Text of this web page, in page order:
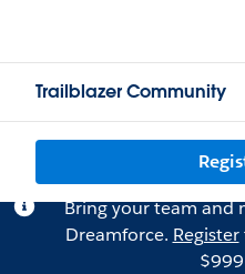
Trailblazer Community
Bring your team and
Dreamforce. Register
$999